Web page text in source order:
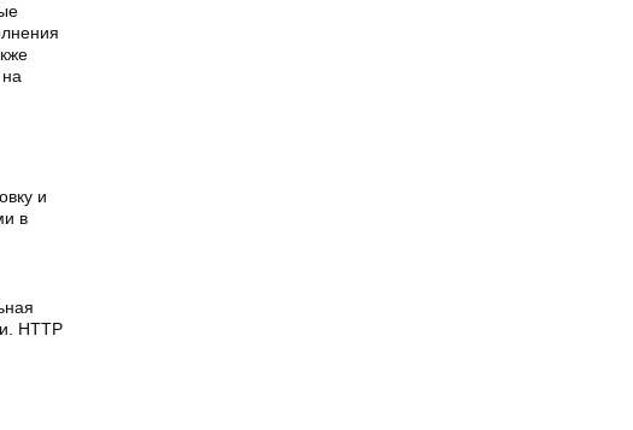
и
в
HTTP